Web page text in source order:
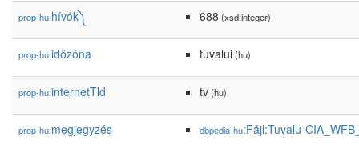
prop-hu:hívók༽ 688 (xsd:integer)
prop-hu:időzóna tuvalui(hu)
prop-hu:internetTld tv(hu)
prop-hu:megjegyzés dbpedia-hu:Fájl:Tuvalu-